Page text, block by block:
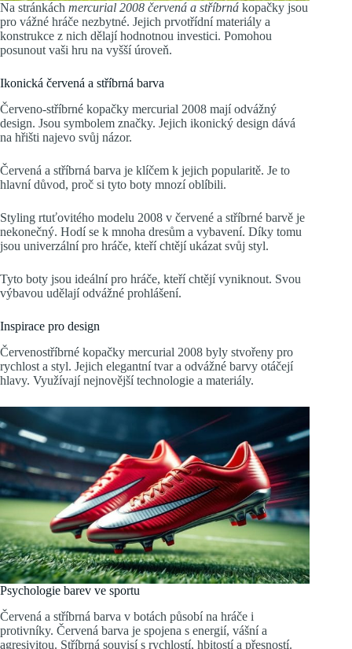
Na stránkách mercurial 2008 červená a stříbrná kopačky jsou
pro vážné hráče nezbytné. Jejich prvotřídní materiály a
konstrukce z nich dělají hodnotnou investici. Pomohou
posunout vaši hru na vyšší úroveň.
Ikonická červená a stříbrná barva
Červeno-stříbrné kopačky mercurial 2008 mají odvážný
design. Jsou symbolem značky. Jejich ikonický design dává
na hřišti najevo svůj názor.
Červená a stříbrná barva je klíčem k jejich popularitě. Je to
hlavní důvod, proč si tyto boty mnozí oblíbili.
Styling rtuťovitého modelu 2008 v červené a stříbrné barvě je
nekonečný. Hodí se k mnoha dresům a vybavení. Díky tomu
jsou univerzální pro hráče, kteří chtějí ukázat svůj styl.
Tyto boty jsou ideální pro hráče, kteří chtějí vyniknout. Svou
výbavou udělají odvážné prohlášení.
Inspirace pro design
Červenostříbrné kopačky mercurial 2008 byly stvořeny pro
rychlost a styl. Jejich elegantní tvar a odvážné barvy otáčejí
hlavy. Využívají nejnovější technologie a materiály.
Psychologie barev ve sportu
Červená a stříbrná barva v botách působí na hráče i
protivníky. Červená barva je spojena s energií, vášní a
agresivitou. Stříbrná souvisí s rychlostí, hbitostí a přesností.